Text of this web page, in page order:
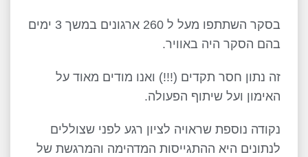
בסקר השתתפו מעל ל 260 ארגונים במשך 3 ימים
בהם הסקר היה באוויר.
זה נתון חסר תקדים (!!!) ואנו מודים מאוד על
האימון ועל שיתוף הפעולה.
נקודה נוספת שראויה לציון רגע לפני שצוללים
לנתונים היא ההתגייסות המדהימה והמרגשת של